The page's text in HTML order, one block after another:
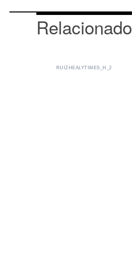
Relacionado
RUIZHEALYTIMES_H_2